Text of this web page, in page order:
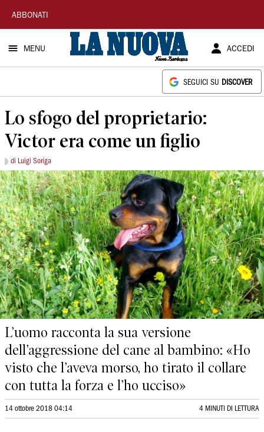
La
Nuova
Sardegna
ABBONATI
MENU ACCEDI
SEGUICI SU DISCOVER
Lo sfogo del proprietario:
Victor era come un figlio
di Luigi Soriga
L’uomo racconta la sua versione
dell’aggressione del cane al bambino: «Ho
visto che l’aveva morso, ho tirato il collare
con tutta la forza e l’ho ucciso»
14 ottobre 2018 04:14 4 MINUTI DI LETTURA